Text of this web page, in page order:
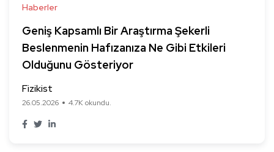
Haberler
Geniş Kapsamlı Bir Araştırma Şekerli
Beslenmenin Hafızanıza Ne Gibi Etkileri
Olduğunu Gösteriyor
Fizikist
26.05.2026 4.7K okundu.